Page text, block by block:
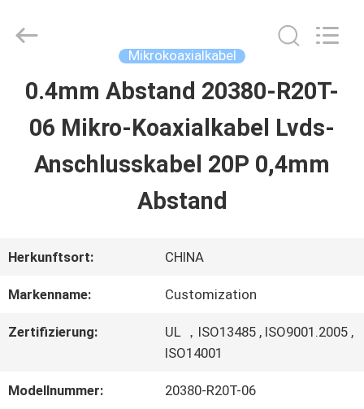
ZU
HAUSE
VIDEOS
Technology
Mikrokoaxialkabel
0.4mm Abstand 20380-R20T-
06 Mikro-Koaxialkabel Lvds-
Anschlusskabel 20P 0,4mm
Abstand
Herkunftsort: CHINA
Markenname: Customization
Zertifizierung:
UL ，ISO13485 , ISO9001.2005 ,
ISO14001
Modellnummer: 20380-R20T-06